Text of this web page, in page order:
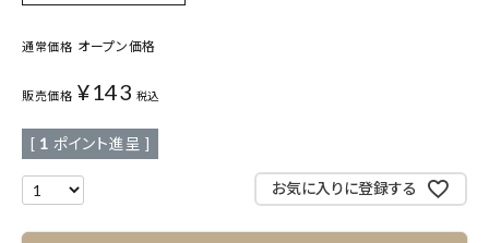
通常価格 オープン価格
販売価格 ¥143 税込
[ 1 ポイント進呈 ]
お気に入りに登録する